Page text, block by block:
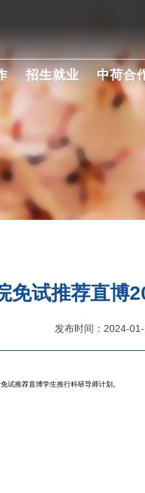
招生就业 中荷合
免试推荐直博
发布时间：2024-01-
试推荐直博学生推行科研导师计划。